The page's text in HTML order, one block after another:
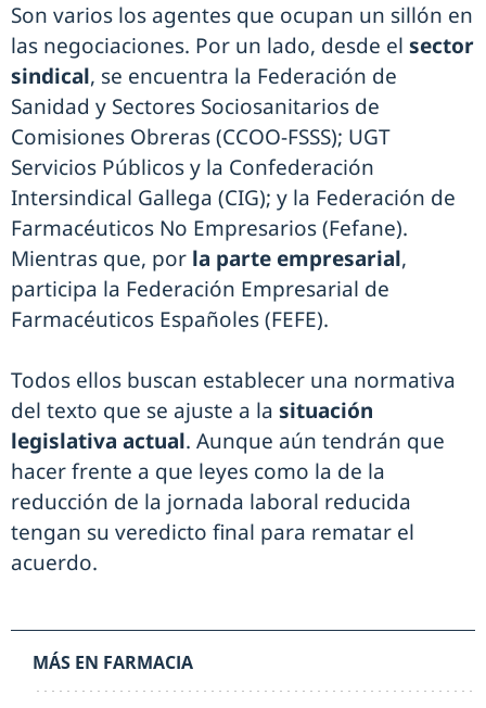
Son varios los agentes que ocupan un sillón en
las negociaciones. Por un lado, desde el sector
sindical, se encuentra la Federación de
Sanidad y Sectores Sociosanitarios de
Comisiones Obreras (CCOO-FSSS); UGT
Servicios Públicos y la Confederación
Intersindical Gallega (CIG); y la Federación de
Farmacéuticos No Empresarios (Fefane).
Mientras que, por la parte empresarial,
participa la Federación Empresarial de
Farmacéuticos Españoles (FEFE).
Todos ellos buscan establecer una normativa
del texto que se ajuste a la situación
legislativa actual. Aunque aún tendrán que
hacer frente a que leyes como la de la
reducción de la jornada laboral reducida
tengan su veredicto final para rematar el
acuerdo.
MÁS EN FARMACIA